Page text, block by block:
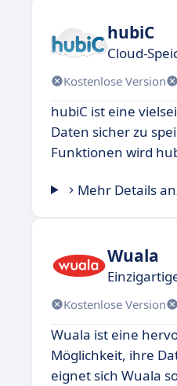
hubiC
Cloud-
Kostenlose Version
hubiC ist eine
Daten sicher zu
Funktionen wird
Mehr Details
Wuala
Kostenlose Version
Wuala ist eine
Möglichkeit, ihre
eignet sich Wuala